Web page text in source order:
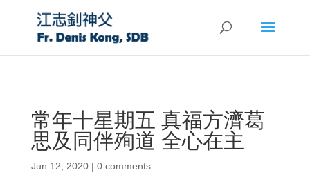
常年十星期五 真福方濟葛
思及同伴殉道 全心在主
Jun 12, 2020| 0 comments